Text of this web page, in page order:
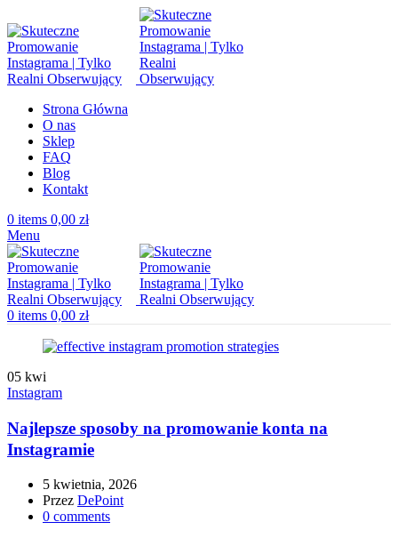
Strona Główna
O nas
Sklep
FAQ
Blog
Kontakt
0 items 0,00 zł
Menu
0 items 0,00 zł
05 kwi
Instagram
Najlepsze sposoby na promowanie konta na
Instagramie
5 kwietnia, 2026
Przez DePoint
0 comments